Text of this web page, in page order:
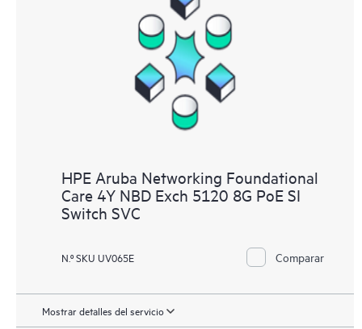
HPE Aruba Networking Foundational
Care 4Y NBD Exch 5120 8G PoE SI
Switch SVC
N.º SKU UV065E Comparar
Mostrar detalles del servicio